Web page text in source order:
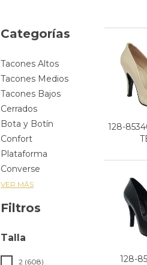
Categorías
Tacones Altos
Tacones Medios
Tacones Bajos
Cerrados
Bota y Botín
Confort
Plataforma
Converse
VER MÁS
Filtros
Talla
2 (608)
128-
128-